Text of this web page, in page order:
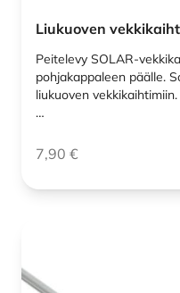
Liukuoven
Peitelevy SOLAR-
pohjakappaleen päälle.
liukuoven
…
7,90 €